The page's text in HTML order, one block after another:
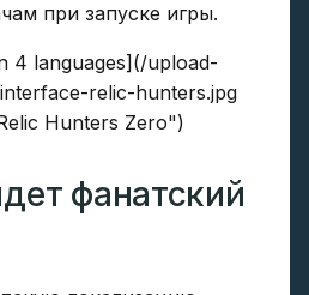
при запуске игры.
4 languages](/upload-
relic-hunters.jpg
Hunters Zero")
фанатский